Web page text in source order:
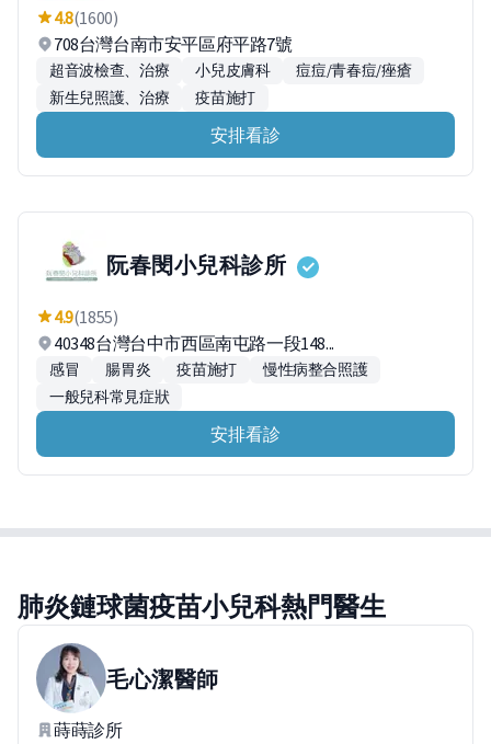
4.8(1600)
708台灣台南市安平區府平路7號
超音波檢查、治療 小兒皮膚科
痘痘/青春痘/痤瘡
新生兒照護、治療
疫苗施打
安排看診
阮春閔小兒科診所
4.9(1855)
40348台灣台中市西區南屯路一段148...
感冒 腸胃炎 疫苗施打
慢性病整合照護
一般兒科常見症狀
安排看診
肺炎鏈球菌疫苗小兒科熱門醫生
毛心潔醫師
蒔蒔診所